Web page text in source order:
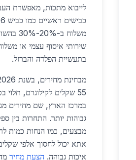
לייבוא מתכות, מאפשרת
משלוח
בתעשיית הפלדה והברזל.
גבוהות יותר. התחרות בין
אתא יכול לחסוך אלפי
איכות גבוהה. הצעת מחיר